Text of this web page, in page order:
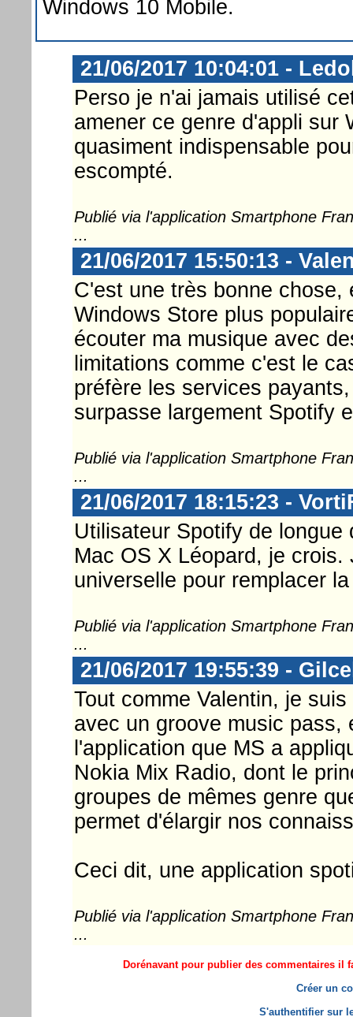
Windows 10 Mobile.
21/06/2017 10:04:01 -
Perso je n'ai jamais utilisé
amener ce genre d'appli sur
quasiment indispensable
escompté.
Publié via l'application Smartphone
...
21/06/2017 15:50:13 -
C'est une très bonne chose,
Windows Store plus
écouter ma musique avec
limitations comme c'est le
préfère les services
surpasse largement Spotify
Publié via l'application Smartphone
...
21/06/2017 18:15:23 -
Utilisateur Spotify de
Mac OS X Léopard, je
universelle pour remplacer
Publié via l'application Smartphone
...
21/06/2017 19:55:39 -
Tout comme Valentin, je
avec un groove music pass,
l'application que MS a
Nokia Mix Radio, dont le
groupes de mêmes genre
permet d'élargir nos
Ceci dit, une application
Publié via l'application Smartphone
...
Dorénavant pour publier des commentaires il
Créer un
S'authentifier sur